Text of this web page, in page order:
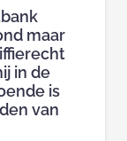
maar
in de
is
van